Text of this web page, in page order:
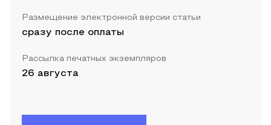
Размещение электронной версии статьи
сразу после оплаты
Рассылка печатных экземпляров
26 августа